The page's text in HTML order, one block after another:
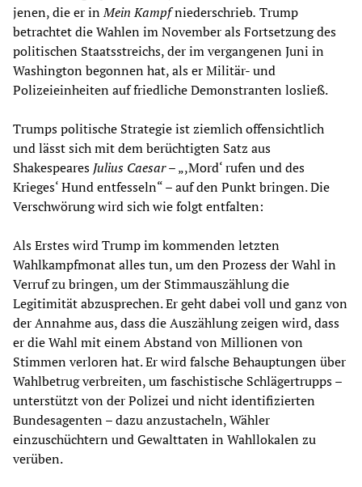
jenen, die er inMein Kampfniederschrieb. Trump
betrachtet die Wahlen im November als Fortsetzung des
politischen Staatsstreichs, der im vergangenen Juni in
Washington begonnen hat, als er Militär- und
Polizeieinheiten auf friedliche Demonstranten losließ.
Trumps politische Strategie ist ziemlich offensichtlich
und lässt sich mit dem berüchtigten Satz aus
Shakespeares Julius Caesar– „,Mord‘ rufen und des
Krieges‘ Hund entfesseln“ – auf den Punkt bringen. Die
Verschwörung wird sich wie folgt entfalten:
Als Erstes wird Trump im kommenden letzten
Wahlkampfmonat alles tun, um den Prozess der Wahl in
Verruf zu bringen, um der Stimmauszählung die
Legitimität abzusprechen. Er geht dabei voll und ganz von
der Annahme aus, dass die Auszählung zeigen wird, dass
er die Wahl mit einem Abstand von Millionen von
Stimmen verloren hat. Er wird falsche Behauptungen über
Wahlbetrug verbreiten, um faschistische Schlägertrupps –
unterstützt von der Polizei und nicht identifizierten
Bundesagenten – dazu anzustacheln, Wähler
einzuschüchtern und Gewalttaten in Wahllokalen zu
verüben.